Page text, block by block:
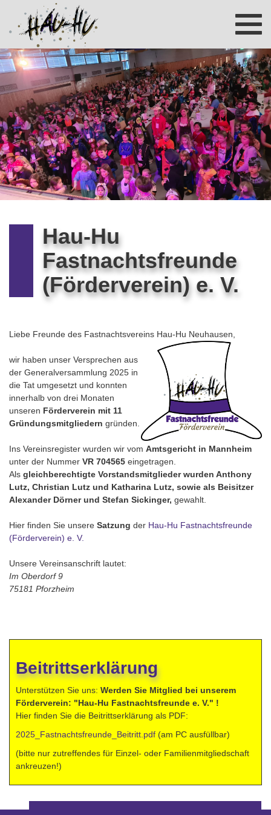
Hau-Hu
Fastnachtsfreunde
(Förderverein) e. V.
Liebe Freunde des Fastnachtsvereins Hau-Hu Neuhausen,
wir haben unser Versprechen aus
der Generalversammlung 2025 in
die Tat umgesetzt und konnten
innerhalb von drei Monaten
unseren Förderverein mit 11
Gründungsmitgliedern gründen.
Ins Vereinsregister wurden wir vom Amtsgericht in Mannheim
unter der Nummer VR 704565 eingetragen.
Als gleichberechtigte Vorstandsmitglieder wurden Anthony
Lutz, Christian Lutz und Katharina Lutz, sowie als Beisitzer
Alexander Dörner und Stefan Sickinger, gewahlt.
Hier finden Sie unsere Satzung der Hau-Hu Fastnachtsfreunde
(Förderverein) e. V.
Unsere Vereinsanschrift lautet:
Im Oberdorf 9
75181 Pforzheim
Beitrittserklärung
Unterstützen Sie uns: Werden Sie Mitglied bei unserem
Förderverein: "Hau-Hu Fastnachtsfreunde e. V." !
Hier finden Sie die Beitrittserklärung als PDF:
2025_Fastnachtsfreunde_Beitritt.pdf (am PC ausfüllbar)
(bitte nur zutreffendes für Einzel- oder Familienmitgliedschaft
ankreuzen!)